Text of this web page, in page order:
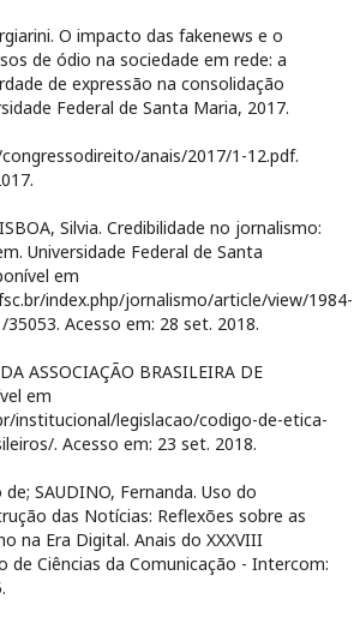
O impacto das fakenews e o
de ódio na sociedade em rede: a
de expressão na consolidação
Federal de Santa Maria, 2017.
anais/2017/1-12.pdf.
Silvia. Credibilidade no jornalismo:
Universidade Federal de Santa
em
index.php/jornalismo/article/view/1984-
35053. Acesso em: 28 set. 2018.
ASSOCIAÇÃO BRASILEIRA DE
em
institucional/legislacao/codigo-de-etica-
. Acesso em: 23 set. 2018.
de; SAUDINO, Fernanda. Uso do
das Notícias: Reflexões sobre as
na Era Digital. Anais do XXXVIII
de Ciências da Comunicação - Intercom: